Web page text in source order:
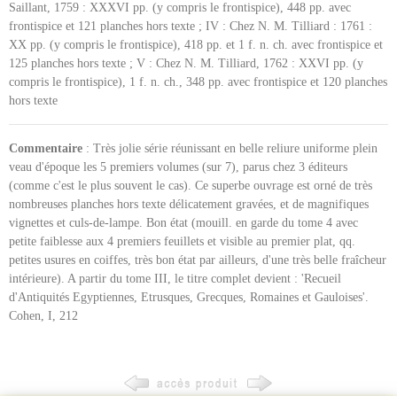
Saillant, 1759 : XXXVI pp. (y compris le frontispice), 448 pp. avec
frontispice et 121 planches hors texte ; IV : Chez N. M. Tilliard : 1761 :
XX pp. (y compris le frontispice), 418 pp. et 1 f. n. ch. avec frontispice et
125 planches hors texte ; V : Chez N. M. Tilliard, 1762 : XXVI pp. (y
compris le frontispice), 1 f. n. ch., 348 pp. avec frontispice et 120 planches
hors texte
Commentaire : Très jolie série réunissant en belle reliure uniforme plein
veau d'époque les 5 premiers volumes (sur 7), parus chez 3 éditeurs
(comme c'est le plus souvent le cas). Ce superbe ouvrage est orné de très
nombreuses planches hors texte délicatement gravées, et de magnifiques
vignettes et culs-de-lampe. Bon état (mouill. en garde du tome 4 avec
petite faiblesse aux 4 premiers feuillets et visible au premier plat, qq.
petites usures en coiffes, très bon état par ailleurs, d'une très belle fraîcheur
intérieure). A partir du tome III, le titre complet devient : 'Recueil
d'Antiquités Egyptiennes, Etrusques, Grecques, Romaines et Gauloises'.
Cohen, I, 212